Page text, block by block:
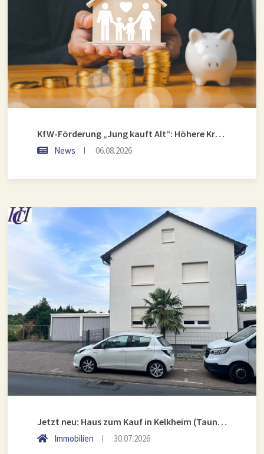
KfW-Förderung „Jung kauft Alt“: Höhere Kredite ab August 2026
News 06.08.2026
Jetzt neu: Haus zum Kauf in Kelkheim (Taunus)
Immobilien 30.07.2026